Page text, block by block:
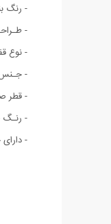
- رنگ
-
- نوع
- جـنس
- قطر صفحه
- رنـگ
-